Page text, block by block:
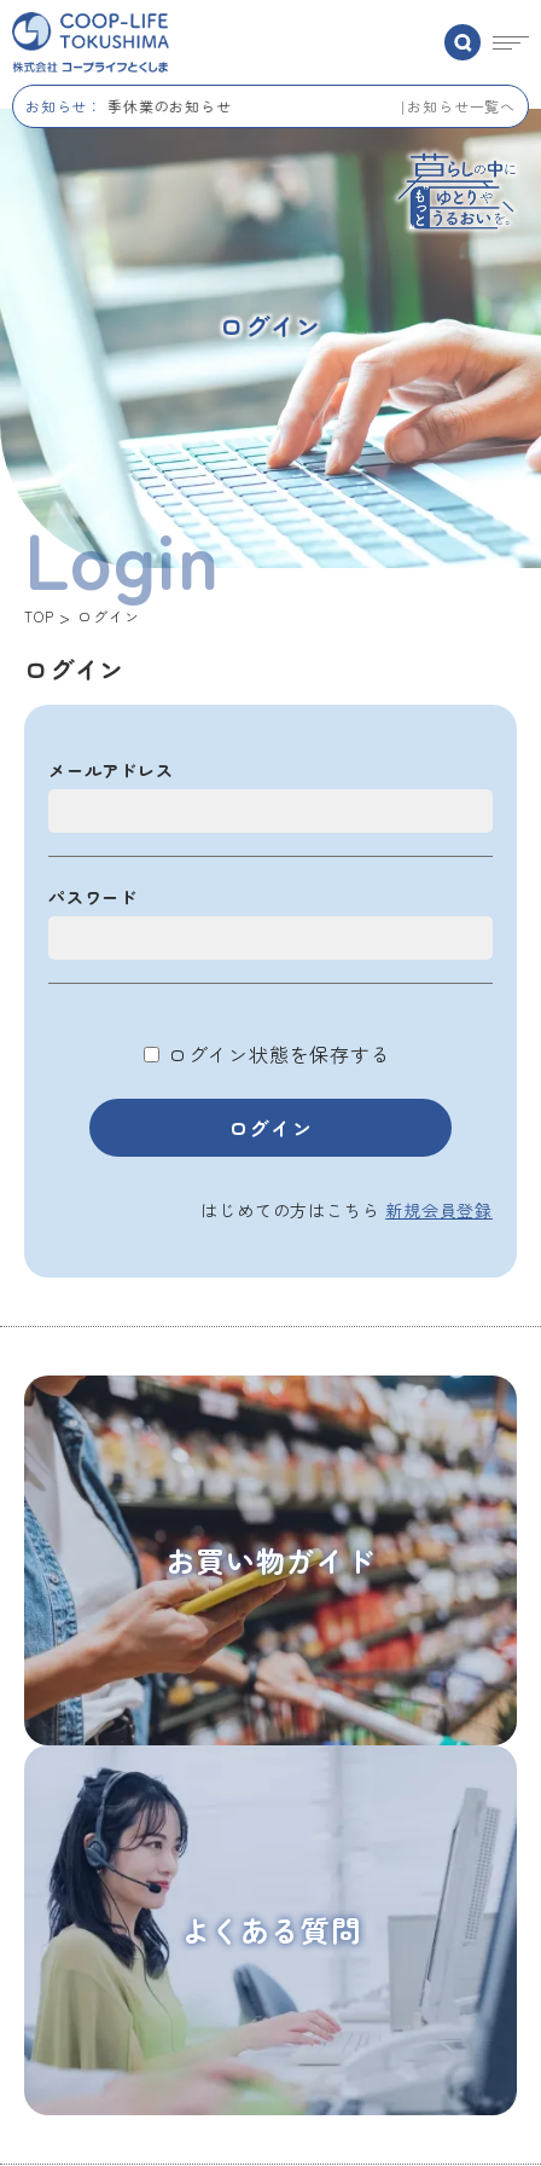
お知らせ：夏季休業のお知らせ お知らせ一覧へ
ログイン
TOP ログイン
Login
ログイン
メールアドレス
パスワード
ログイン状態を保存する
はじめての方はこちら 新規会員登録
お買い物ガイド
よくある質問